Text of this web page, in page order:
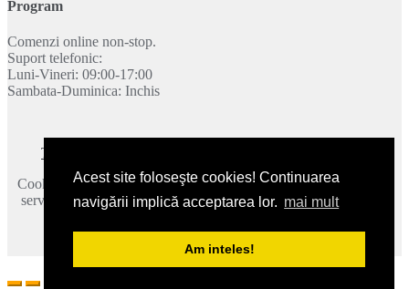
Acest site foloseşte cookies! Continuarea
navigării implică acceptarea lor. mai mult
Am inteles!
Program
Comenzi online non-stop.
Suport telefonic:
Luni-Vineri: 09:00-17:00
Sambata-Duminica: Inchis
Termeni si conditii
Cookie-urile ne ajuta sa oferim serviciile noastre. Utilizand aceste
servicii, acceptati modul in care utilizam cookie-urile.Mai multe
2026 © JeepGaraj.ro - Toate drepturile rezervate.